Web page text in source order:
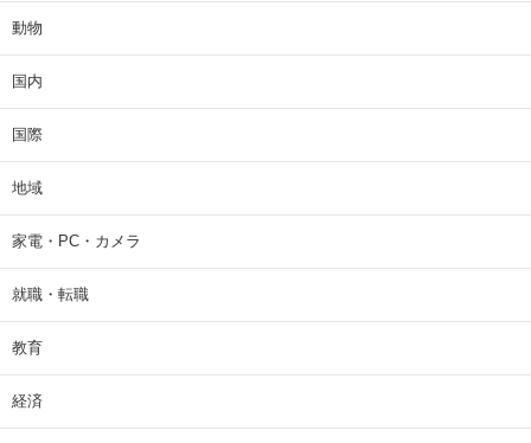
動物
国内
国際
地域
家電・PC・カメラ
就職・転職
教育
経済